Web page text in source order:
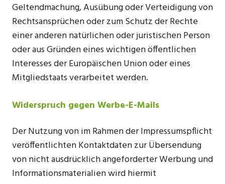
Geltendmachung, Ausübung oder Verteidigung von
Rechtsansprüchen oder zum Schutz der Rechte
einer anderen natürlichen oder juristischen Person
oder aus Gründen eines wichtigen öffentlichen
Interesses der Europäischen Union oder eines
Mitgliedstaats verarbeitet werden.
Widerspruch gegen Werbe-E-Mails
Der Nutzung von im Rahmen der Impressumspflicht
veröffentlichten Kontaktdaten zur Übersendung
von nicht ausdrücklich angeforderter Werbung und
Informationsmaterialien wird hiermit